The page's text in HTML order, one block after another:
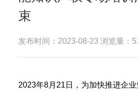
束
发布时间：2023-08-23 浏览量：
2023年8月21日，为加快推进企